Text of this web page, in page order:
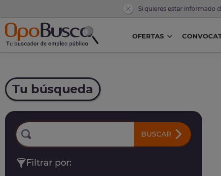
Si quieres estar informado
OFERTAS
Tu búsqueda
BUSCAR
Filtrar por: